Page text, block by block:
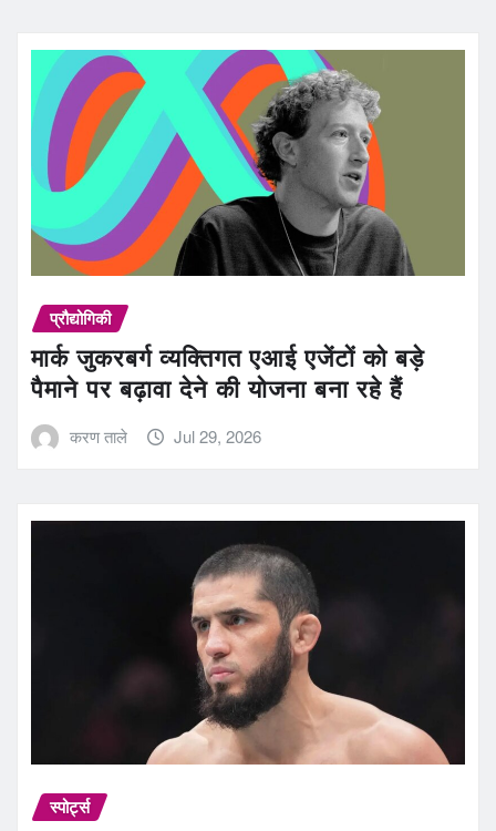
प्रौद्योगिकी
मार्क जुकरबर्ग व्यक्तिगत एआई एजेंटों को बड़े
पैमाने पर बढ़ावा देने की योजना बना रहे हैं
करण ताले Jul 29, 2026
स्पोर्ट्स